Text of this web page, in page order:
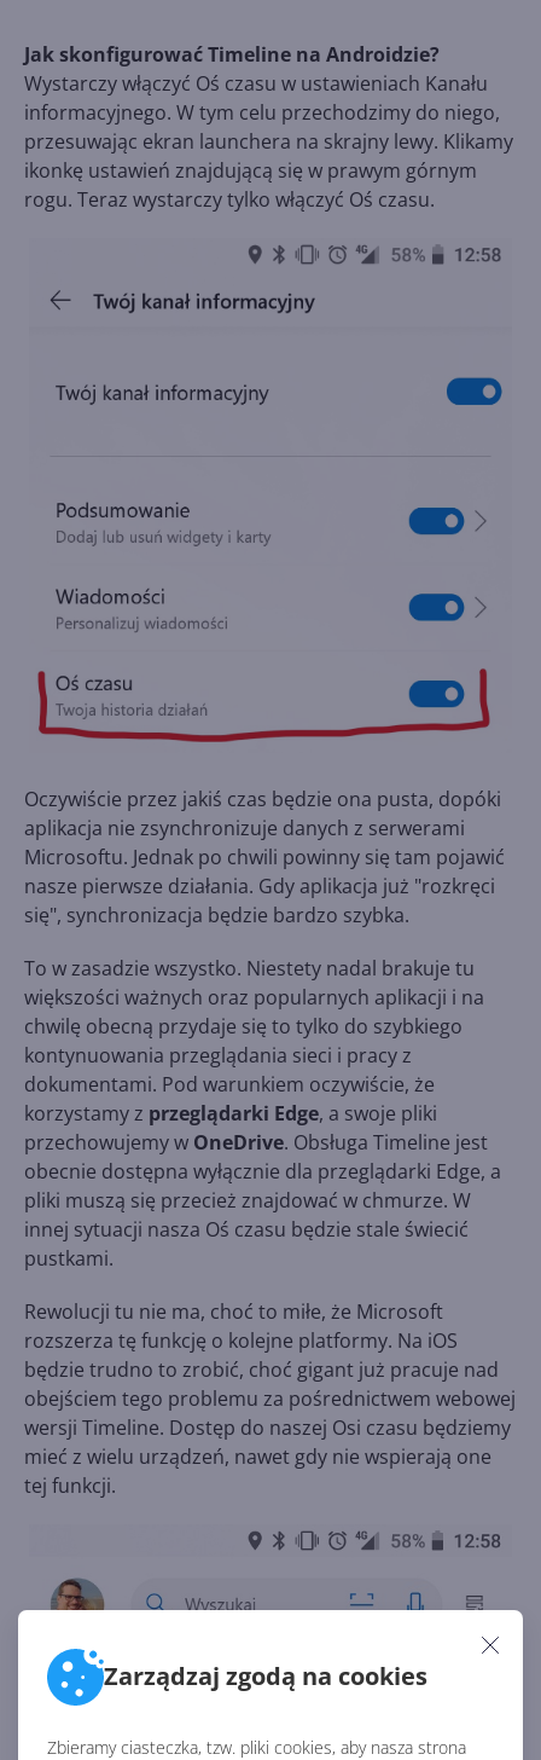
Zarządzaj zgodą na cookies
Zbieramy ciasteczka, tzw. pliki cookies, aby nasza strona
Jak skonfigurować Timeline na Androidzie?
Wystarczy włączyć Oś czasu w ustawieniach Kanału
informacyjnego. W tym celu przechodzimy do niego,
przesuwając ekran launchera na skrajny lewy. Klikamy
ikonkę ustawień znajdującą się w prawym górnym
rogu. Teraz wystarczy tylko włączyć Oś czasu.
Oczywiście przez jakiś czas będzie ona pusta, dopóki
aplikacja nie zsynchronizuje danych z serwerami
Microsoftu. Jednak po chwili powinny się tam pojawić
nasze pierwsze działania. Gdy aplikacja już "rozkręci
się", synchronizacja będzie bardzo szybka.
To w zasadzie wszystko. Niestety nadal brakuje tu
większości ważnych oraz popularnych aplikacji i na
chwilę obecną przydaje się to tylko do szybkiego
kontynuowania przeglądania sieci i pracy z
dokumentami. Pod warunkiem oczywiście, że
korzystamy z przeglądarki Edge, a swoje pliki
przechowujemy w OneDrive. Obsługa Timeline jest
obecnie dostępna wyłącznie dla przeglądarki Edge, a
pliki muszą się przecież znajdować w chmurze. W
innej sytuacji nasza Oś czasu będzie stale świecić
pustkami.
Rewolucji tu nie ma, choć to miłe, że Microsoft
rozszerza tę funkcję o kolejne platformy. Na iOS
będzie trudno to zrobić, choć gigant już pracuje nad
obejściem tego problemu za pośrednictwem webowej
wersji Timeline. Dostęp do naszej Osi czasu będziemy
mieć z wielu urządzeń, nawet gdy nie wspierają one
tej funkcji.